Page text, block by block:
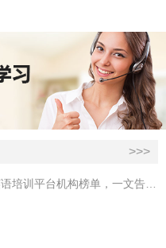
>>>
【16万人的经验贴】2022全球十大英语培训平台机构榜单，一文告诉你